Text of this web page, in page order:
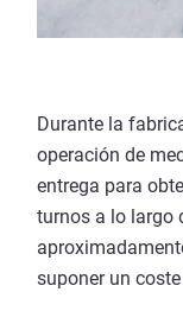
Durante la
operación de
entrega para
turnos a lo largo
suponer un